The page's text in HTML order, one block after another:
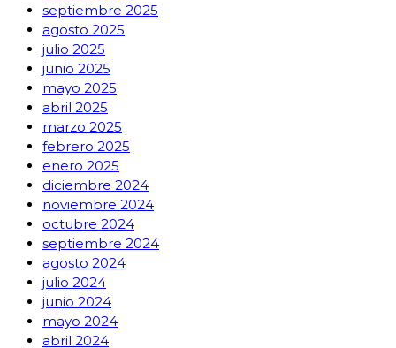
septiembre 2025
agosto 2025
julio 2025
junio 2025
mayo 2025
abril 2025
marzo 2025
febrero 2025
enero 2025
diciembre 2024
noviembre 2024
octubre 2024
septiembre 2024
agosto 2024
julio 2024
junio 2024
mayo 2024
abril 2024